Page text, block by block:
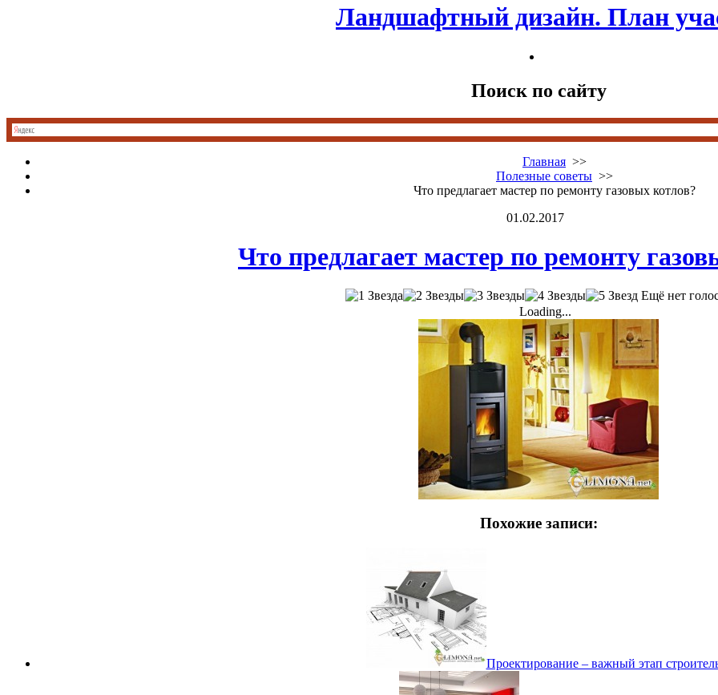
Ландшафтный дизайн. План
Поиск по сайту
Главная >>
Полезные советы >>
Что предлагает мастер по ремонту газовых котлов?
01.02.2017
Что предлагает мастер по ремонту
Ещё нет
Loading...
Похожие записи:
Проектирование – важный этап